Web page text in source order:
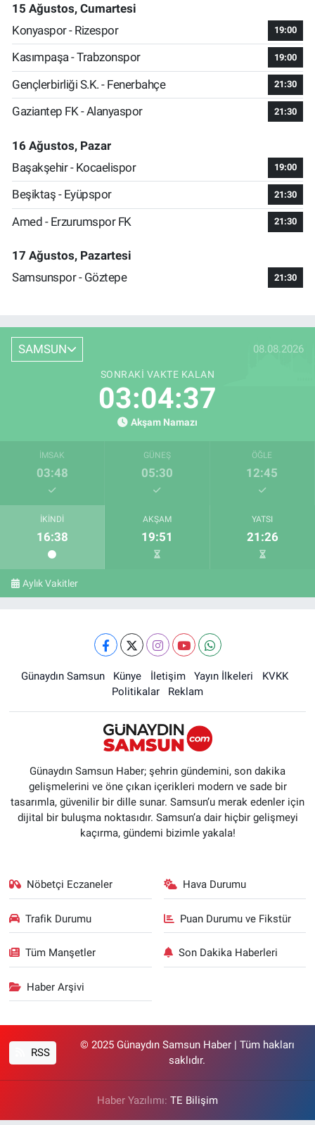
15 Ağustos, Cumartesi
Konyaspor - Rizespor
19:00
Kasımpaşa - Trabzonspor 19:00
Gençlerbirliği S.K. - Fenerbahçe 21:30
Gaziantep FK - Alanyaspor 21:30
16 Ağustos, Pazar
Başakşehir - Kocaelispor
19:00
Beşiktaş - Eyüpspor 21:30
Amed - Erzurumspor FK 21:30
17 Ağustos, Pazartesi
Samsunspor - Göztepe
21:30
SAMSUN 08.08.2026
SONRAKI VAKTE KALAN
03:04:36
Akşam Namazı
İMSAK
03:48
GÜNEŞ
05:30
ÖĞLE
12:45
İKINDI
16:38
AKŞAM
19:51
YATSI
21:26
Aylık Vakitler
Günaydın Samsun Künye İletişim Yayın İlkeleri
KVKK
Politikalar
Reklam
Günaydın Samsun Haber; şehrin gündemini, son dakika
gelişmelerini ve öne çıkan içerikleri modern ve sade bir
tasarımla, güvenilir bir dille sunar. Samsun’u merak edenler için
dijital bir buluşma noktasıdır. Samsun’a dair hiçbir gelişmeyi
kaçırma, gündemi bizimle yakala!
Nöbetçi Eczaneler Hava Durumu
Trafik Durumu Puan Durumu ve Fikstür
Tüm Manşetler Son Dakika Haberleri
Haber Arşivi
RSS
© 2025 Günaydın Samsun Haber | Tüm hakları
saklıdır.
Haber Yazılımı: TE Bilişim